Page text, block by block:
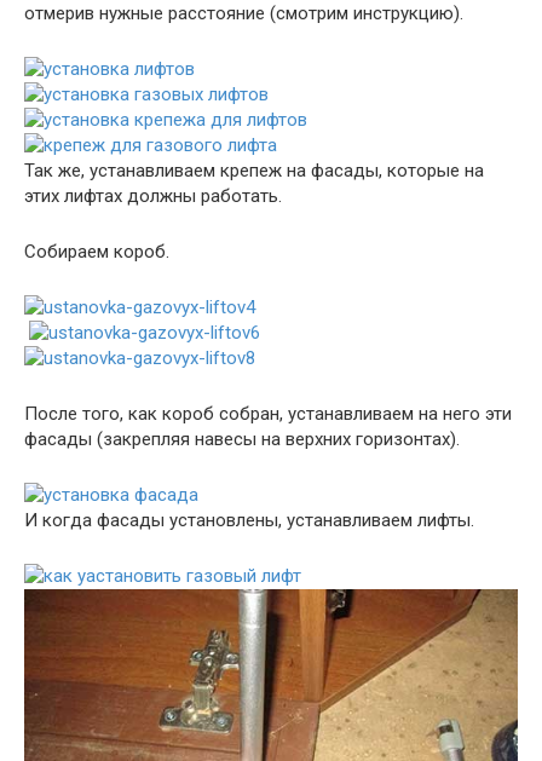
отмерив нужные расстояние (смотрим инструкцию).
Так же, устанавливаем крепеж на фасады, которые на
этих лифтах должны работать.
Собираем короб.
После того, как короб собран, устанавливаем на него эти
фасады (закрепляя навесы на верхних горизонтах).
И когда фасады установлены, устанавливаем лифты.